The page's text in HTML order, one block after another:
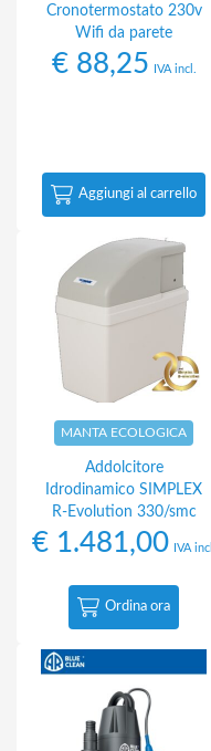
Cronotermostato 230v
Wifi da parete
€88,25 IVA incl.
Aggiungi al carrello
MANTA ECOLOGICA
Addolcitore
Idrodinamico SIMPLEX
R-Evolution 330/smc
€1.481,00 IVA incl.
Ordina ora